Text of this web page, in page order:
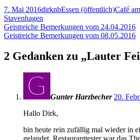
Veröffentlicht
am
7. Mai 2016Autor
dirknbKategorien
Essen (öffentlich)Café
Stavenhagen
Beitragsnavigation
Vorheriger
Beitrag:
Geistreiche Bemerkungen vom 24.04.2016
Nächster
Geistreiche Bemerkungen vom 08.05.2016
2 Gedanken zu „Lauter
Gunter Harzbecher 20.
Hallo Dirk,
bin heute rein zufällig mal wieder in
gelandet. Restauranttester war das